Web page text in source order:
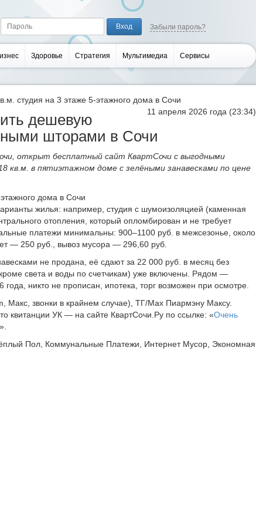
Забыли пароль?
Здоровье Стратегия Мультимедиа Сервисы
студия на 3 этаже 5-этажного дома в Сочи
11 апреля 2026 года (23:34)
дешевую
шторами в Сочи
открыт бесплатный сайт КвартСочи с выгодными
кв.м. в пятиэтажном доме с зелёными занавесками по цене
жилья: например, студия с шумоизоляцией (каменная
отопления, который опломбирован и не требует
платежи минимальны: 900–1100 руб. в межсезонье, около
— 250 руб., вывоз мусора — 296,60 руб.
не продана, её сдают за 22 000 руб. в месяц без
света и воды по счетчикам) уже включены. Рядом —
года, никто не прописан, ипотека, торг возможен при осмотре.
Макс, звонки в крайнем случае), ТГ/Max Пиармэну Максу.
квитанции УК — на сайте КвартСочи.Ру по ссылке: «Очень
».
Пол, Коммунальные Платежи, Интернет Мусор, Экономная